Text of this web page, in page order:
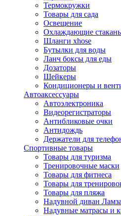
Термокружки
Товары для сада
Освещение
Охлаждающие
Шланги xhose
Бутылки для воды
Ланч боксы для еды
Дозаторы
Шейкеры
Кондиционеры и
Автоаксессуары
Автоэлектроника
Видеорегистраторы
Антибликовые очки
Антидождь
Держатели для
Спортивные товары
Товары для туризма
Тренировочные маски
Товары для фитнеса
Товары для
Товары для пляжа
Надувной диван
Надувные матрасы и